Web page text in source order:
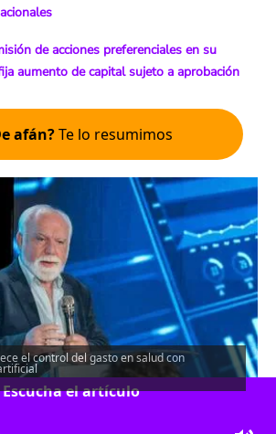
de acciones preferenciales en su
aumento de capital sujeto a aprobación
afán?Te lo resumimos
el control del gasto en salud con
Escucha el artículo